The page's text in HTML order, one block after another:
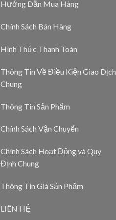
Hướng Dẫn Mua Hàng
Chính Sách Bán Hàng
Hình Thức Thanh Toán
Thông Tin Về Điều Kiện Giao Dịch
Chung
Thông Tin Sản Phẩm
Chính Sách Vận Chuyển
Chính Sách Hoạt Động và Quy
Định Chung
Thông Tin Giá Sản Phẩm
LIÊN HỆ